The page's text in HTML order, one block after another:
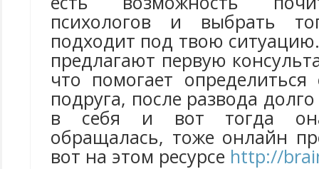
психологов и выбрать
подходит под твою
предлагают первую
что помогает
подруга, после развода
в себя и вот тогда
обращалась, тоже онлайн
вот на этом ресурсе http://